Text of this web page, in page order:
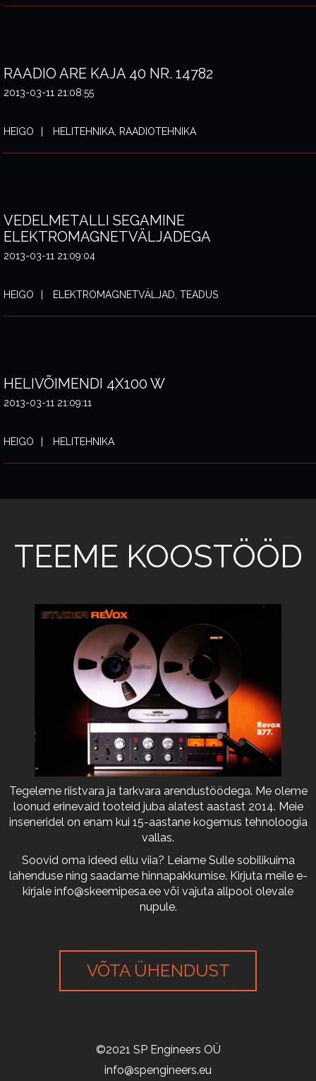
RAADIO ARE KAJA 40 NR. 14782
2013-03-11 21:08:55
HEIGO HELITEHNIKA, RAADIOTEHNIKA
VEDELMETALLI SEGAMINE
ELEKTROMAGNETVÄLJADEGA
2013-03-11 21:09:04
HEIGO ELEKTROMAGNETVÄLJAD, TEADUS
HELIVÕIMENDI 4X100 W
2013-03-11 21:09:11
HEIGO HELITEHNIKA
TEEME KOOSTÖÖD
Tegeleme riistvara ja tarkvara arendustöödega. Me oleme
loonud erinevaid tooteid juba alatest aastast 2014. Meie
inseneridel on enam kui 15-aastane kogemus tehnoloogia
vallas.
Soovid oma ideed ellu viia? Leiame Sulle sobilikuima
lahenduse ning saadame hinnapakkumise. Kirjuta meile e-
kirjale info@skeemipesa.ee või vajuta allpool olevale
nupule.
VÕTA ÜHENDUST
©2021 SP Engineers OÜ
info@spengineers.eu